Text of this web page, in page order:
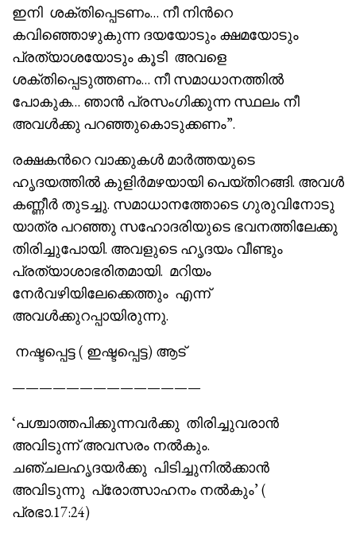
ഇനി ശക്തിപ്പെടണം… നീ നിൻറെ
കവിഞ്ഞൊഴുകുന്ന ദയയോടും ക്ഷമയോടും
പ്രത്യാശയോടും കൂടി അവളെ
ശക്തിപ്പെടുത്തണം… നീ സമാധാനത്തിൽ
പോകുക… ഞാൻ പ്രസംഗിക്കുന്ന സ്ഥലം നീ
അവൾക്കു പറഞ്ഞുകൊടുക്കണം”.
രക്ഷകൻറെ വാക്കുകൾ മാർത്തയുടെ
ഹൃദയത്തിൽ കുളിർമഴയായി പെയ്തിറങ്ങി. അവൾ
കണ്ണീർ തുടച്ചു. സമാധാനത്തോടെ ഗുരുവിനോടു
യാത്ര പറഞ്ഞു സഹോദരിയുടെ ഭവനത്തിലേക്കു
തിരിച്ചുപോയി. അവളുടെ ഹൃദയം വീണ്ടും
പ്രത്യാശാഭരിതമായി. മറിയം
നേർവഴിയിലേക്കെത്തും എന്ന്
അവൾക്കുറപ്പായിരുന്നു.
നഷ്ടപ്പെട്ട ( ഇഷ്ടപ്പെട്ട) ആട്
——————————————
‘പശ്ചാത്തപിക്കുന്നവർക്കു തിരിച്ചുവരാൻ
അവിടുന്ന് അവസരം നൽകും.
ചഞ്ചലഹൃദയർക്കു പിടിച്ചുനിൽക്കാൻ
അവിടുന്നു പ്രോത്സാഹനം നൽകും’ (
പ്രഭാ.17:24)